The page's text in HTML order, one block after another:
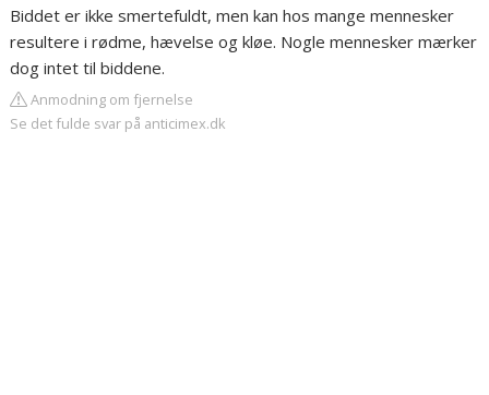
Biddet er ikke smertefuldt, men kan hos mange mennesker
resultere i rødme, hævelse og kløe. Nogle mennesker mærker
dog intet til biddene.
Anmodning om fjernelse
Se det fulde svar på anticimex.dk